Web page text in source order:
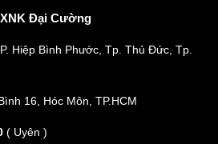
Đại Cường
Hiệp Bình Phước, Tp. Thủ Đức, Tp.
16, Hóc Môn, TP.HCM
( Uyên )